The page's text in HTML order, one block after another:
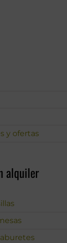
y ofertas
alquiler